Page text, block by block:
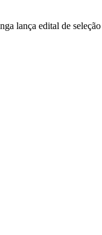
lança edital de